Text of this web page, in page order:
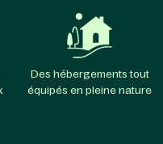
Des hébergements tout
équipés en pleine nature